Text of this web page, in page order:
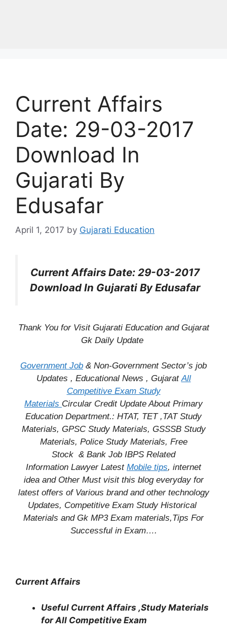
Current Affairs
Date: 29-03-2017
Download In
Gujarati By
Edusafar
April 1, 2017 by Gujarati Education
Current Affairs Date: 29-03-2017
Download In Gujarati By Edusafar
Thank You for Visit Gujarati Education and Gujarat
Gk Daily Update
Government Job & Non-Government Sector’s job
Updates , Educational News , GujaratAll
Competitive Exam Study
Materials Circular CreditUpdate About Primary
Education Department.: HTAT, TET ,TAT Study
Materials, GPSC Study Materials, GSSSB Study
Materials, Police Study Materials, Free
Stock & Bank Job IBPS Related
Information Lawyer Latest Mobile tips, internet
ideaand Other Must visit this blog everyday for
latest offers of Various brand and other technology
Updates, Competitive Exam Study Historical
Materials and Gk MP3 Exam materials,Tips For
Successfulin Exam….
Current Affairs
Useful Current Affairs ,Study Materials
for All Competitive Exam